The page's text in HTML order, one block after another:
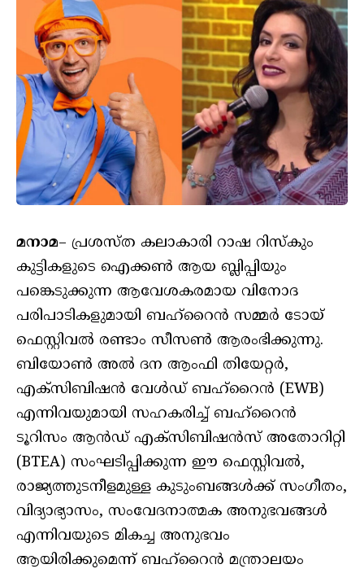
മനാമ– പ്രശസ്ത കലാകാരി റാഷ റിസ്‌കും
കുട്ടികളുടെ ഐക്കൺ ആയ ബ്ലിപ്പിയും
പങ്കെടുക്കുന്ന ആവേശകരമായ വിനോദ
പരിപാടികളുമായി ബഹ്‌റൈൻ സമ്മർ ടോയ്
ഫെസ്റ്റിവൽ രണ്ടാം സീസൺ ആരംഭിക്കുന്നു.
ബിയോൺ അൽ ദന ആംഫി തിയേറ്റർ,
എക്സിബിഷൻ വേൾഡ് ബഹ്‌റൈൻ (EWB)
എന്നിവയുമായി സഹകരിച്ച് ബഹ്‌റൈൻ
ടൂറിസം ആൻഡ് എക്സിബിഷൻസ് അതോറിറ്റി
(BTEA) സംഘടിപ്പിക്കുന്ന ഈ ഫെസ്റ്റിവൽ,
രാജ്യത്തുടനീളമുള്ള കുടുംബങ്ങൾക്ക് സംഗീതം,
വിദ്യാഭ്യാസം, സംവേദനാത്മക അനുഭവങ്ങൾ
എന്നിവയുടെ മികച്ച അനുഭവം
ആയിരിക്കുമെന്ന് ബഹ്റൈൻ മന്ത്രാലയം